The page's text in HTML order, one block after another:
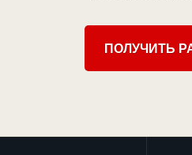
ПОЛУЧИТЬ